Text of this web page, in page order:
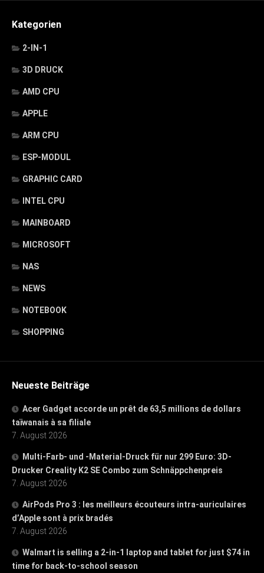
Kategorien
2-IN-1
3D DRUCK
AMD CPU
APPLE
ARM CPU
ESP-MODUL
GRAPHIC CARD
INTEL CPU
MAINBOARD
MICROSOFT
NAS
NEWS
NOTEBOOK
SHOPPING
Neueste Beiträge
Acer Gadget accorde un prêt de 63,5 millions de dollars
taïwanais à sa filiale
7. August 2026
Multi-Farb- und -Material-Druck für nur 299 Euro: 3D-
Drucker Creality K2 SE Combo zum Schnäppchenpreis
7. August 2026
AirPods Pro 3 : les meilleurs écouteurs intra-auriculaires
d’Apple sont à prix bradés
7. August 2026
Walmart is selling a 2-in-1 laptop and tablet for just $74 in
time for back-to-school season